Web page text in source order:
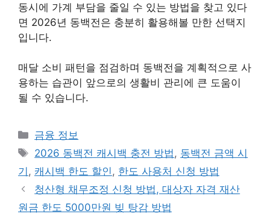
동시에 가계 부담을 줄일 수 있는 방법을 찾고 있다
면 2026년 동백전은 충분히 활용해볼 만한 선택지
입니다.
매달 소비 패턴을 점검하며 동백전을 계획적으로 사
용하는 습관이 앞으로의 생활비 관리에 큰 도움이
될 수 있습니다.
카
테
리
금융 정보
태
그
2026 동백전 캐시백 충전 방법, 동백전 금액 시
기 , 캐시백 한도 할인, 한도 사용처 신청 방법
청산형 채무조정 신청 방법, 대상자 자격 재산
원금 한도 5000만원 빚 탕감 방법